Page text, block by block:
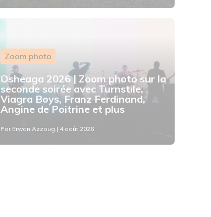
Zoom photo
Osheaga 2026 | Zoom photo sur la
seconde soirée avec Turnstile,
Viagra Boys, Franz Ferdinand,
Angine de Poitrine et plus
Par Erwan Azzoug | 4 août 2026